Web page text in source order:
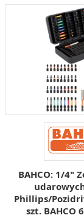
BAHCO: 1/4"
Phillips/
szt. BAHCO